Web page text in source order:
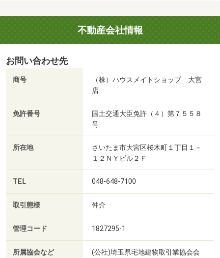
不動産会社情報
お問い合わせ先
商号
（株）ハウスメイトショップ 大宮
店
免許番号
国土交通大臣免許（４）第７５５８
号
所在地
さいたま市大宮区桜木町１丁目１－
１２ＮＹビル２Ｆ
TEL 048-648-7100
取引態様 仲介
管理コード 1827295-1
所属協会など
(公社)埼玉県宅地建物取引業協会会